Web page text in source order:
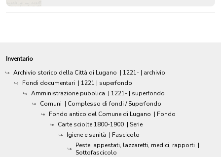
Inventario
Archivio storico della Città di Lugano | 1221- | archivio
Fondi documentari | 1221 | superfondo
Amministrazione pubblica | 1221- | superfondo
Comuni | Complesso di fondi / Superfondo
Fondo antico del Comune di Lugano | Fondo
Carte sciolte 1800-1900 | Serie
Igiene e sanità | Fascicolo
Peste, appestati, lazzaretti, medici, rapporti |
Sottofascicolo